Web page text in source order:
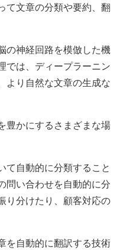
て文章の分類や要約、翻
の神経回路を模倣した機
では、ディープラーニン
より自然な文章の生成な
豊かにするさまざまな場
て自動的に分類すること
問い合わせを自動的に分
り分けたり、顧客対応の
を自動的に翻訳する技術